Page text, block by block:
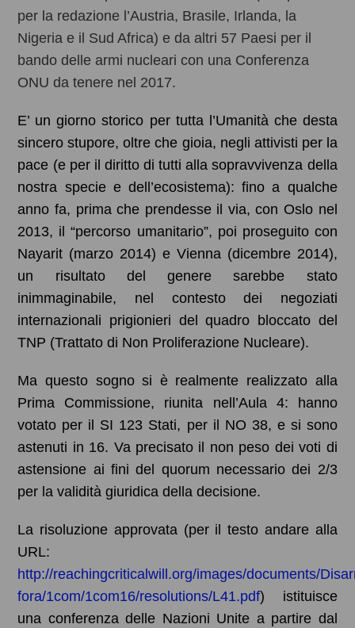
per la redazione l’Austria, Brasile, Irlanda, la
Nigeria e il Sud Africa) e da altri 57 Paesi per il
bando delle armi nucleari con una Conferenza
ONU da tenere nel 2017.
E’ un giorno storico per tutta l’Umanità che desta
sincero stupore, oltre che gioia, negli attivisti per la
pace (e per il diritto di tutti alla sopravvivenza della
nostra specie e dell’ecosistema): fino a qualche
anno fa, prima che prendesse il via, con Oslo nel
2013, il “percorso umanitario”, poi proseguito con
Nayarit (marzo 2014) e Vienna (dicembre 2014),
un risultato del genere sarebbe stato
inimmaginabile, nel contesto dei negoziati
internazionali prigionieri del quadro bloccato del
TNP (Trattato di Non Proliferazione Nucleare).
Ma questo sogno si è realmente realizzato alla
Prima Commissione, riunita nell’Aula 4: hanno
votato per il SI 123 Stati, per il NO 38, e si sono
astenuti in 16. Va precisato il non peso dei voti di
astensione ai fini del quorum necessario dei 2/3
per la validità giuridica della decisione.
La risoluzione approvata (per il testo andare alla
URL:
http://reachingcriticalwill.org/images/documents/
fora/1com/1com16/resolutions/L41.pdf) istituisce
una conferenza delle Nazioni Unite a partire dal